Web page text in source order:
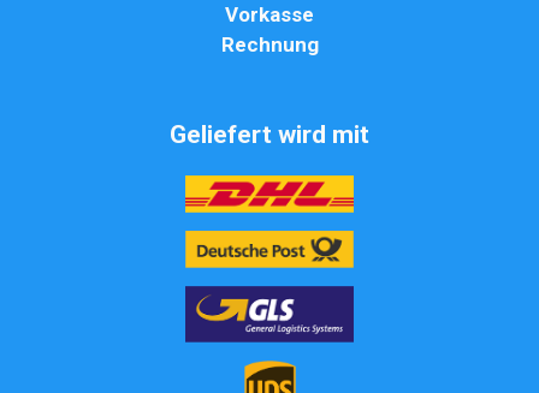
Vorkasse
Rechnung
Geliefert wird mit